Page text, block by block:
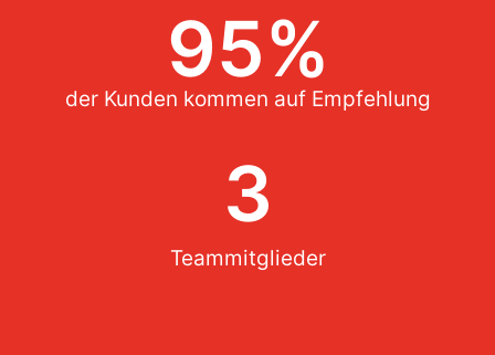
der Kunden kommen auf Empfehlung
95%
Teammitglieder
3